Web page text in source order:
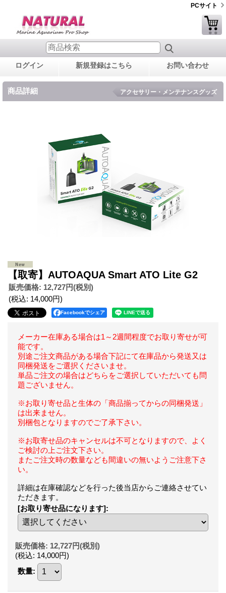
PCサイト
ログイン 新規登録はこちら お問い合わせ
商品詳細 アクセサリー・メンテナンスグッズ
【取寄】AUTOAQUA Smart ATO Lite G2
販売価格: 12,727円(税別)
(税込: 14,000円)
Facebookでシェア
メーカー在庫ある場合は1～2週間程度でお取り寄せが可
能です。
別途ご注文商品がある場合下記にて在庫品から発送又は
同梱発送をご選択くださいませ。
単品ご注文の場合はどちらをご選択していただいても問
題ございません。
※お取り寄せ品と生体の「商品揃ってからの同梱発送」
は出来ません。
別梱包となりますのでご了承下さい。
※お取寄せ品のキャンセルは不可となりますので、よく
ご検討の上ご注文下さい。
またご注文時の数量なども間違いの無いようご注意下さ
い。
詳細は在庫確認などを行った後当店からご連絡させてい
ただきます。
[お取り寄せ品になります]:
販売価格: 12,727円(税別)
(税込: 14,000円)
数量: